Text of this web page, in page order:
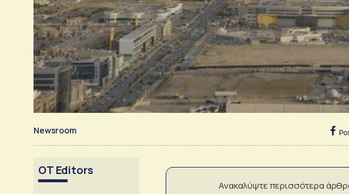
Newsroom
OT Editors
Ανακαλύψτε περισσότερα